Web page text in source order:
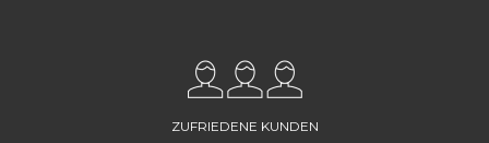
ZUFRIEDENE KUNDEN